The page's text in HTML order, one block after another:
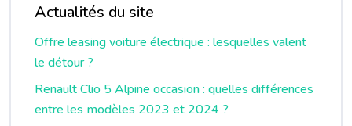
Actualités du site
Offre leasing voiture électrique : lesquelles valent
le détour ?
Renault Clio 5 Alpine occasion : quelles différences
entre les modèles 2023 et 2024 ?